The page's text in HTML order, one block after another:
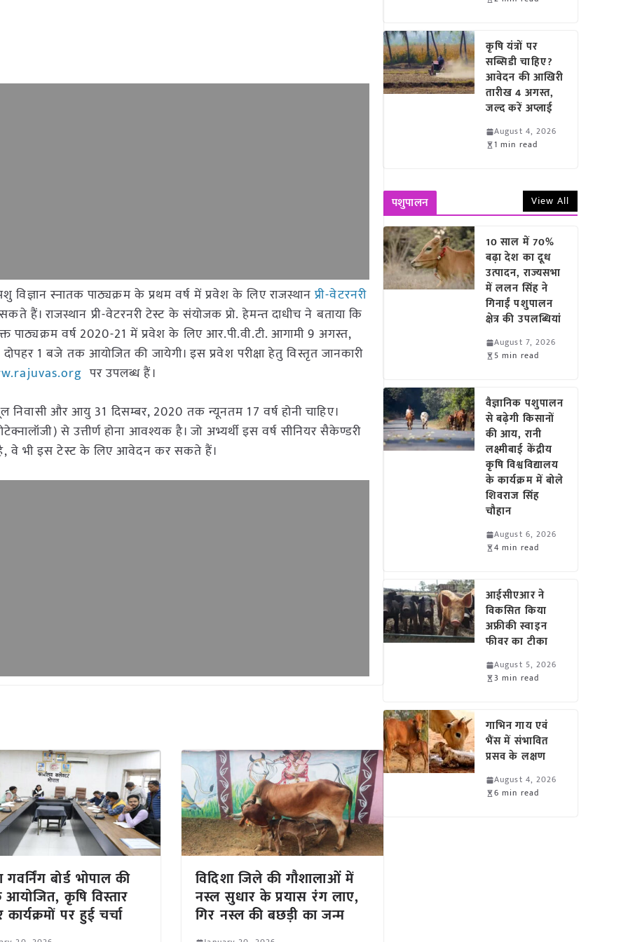
विज्ञान स्नातक पाठ्यक्रम के प्रथम वर्ष में प्रवेश के लिए राजस्थानप्री-वेटरनरी
राजस्थान प्री-वेटरनरी टेस्ट के संयोजक प्रो. हेमन्त दाधीच ने बताया कि
पाठ्यक्रम वर्ष 2020-21 में प्रवेश के लिए आर.पी.वी.टी. आगामी 9 अगस्त,
1 बजे तक आयोजित की जायेगी। इस प्रवेश परीक्षा हेतु विस्तृत जानकारी
पर उपलब्ध हैं।
निवासी और आयु 31 दिसम्बर, 2020 तक न्यूनतम 17 वर्ष होनी चाहिए।
से उत्तीर्ण होना आवश्यक है। जो अभ्यर्थी इस वर्ष सीनियर सैकेण्डरी
है, वे भी इस टेस्ट के लिए आवेदन कर सकते हैं।
बोर्ड भोपाल की
कृषि विस्तार
पर हुई चर्चा
विदिशा जिले की गौशालाओं में
नस्ल सुधार के प्रयास रंग लाए,
गिर नस्ल की बछड़ी का जन्म
कृषि यंत्रों पर
सब्सिडी चाहिए?
आवेदन की आखिरी
तारीख 4 अगस्त,
जल्द करें अप्लाई
August 4, 2026
1 min read
पशुपालन View All
10 साल में 70%
बढ़ा देश का दूध
उत्पादन, राज्यसभा
में ललन सिंह ने
गिनाईं पशुपालन
क्षेत्र की उपलब्धियां
August 7, 2026
5 min read
वैज्ञानिक पशुपालन
से बढ़ेगी किसानों
की आय, रानी
लक्ष्मीबाई केंद्रीय
कृषि विश्वविद्यालय
के कार्यक्रम में बोले
शिवराज सिंह
चौहान
August 6, 2026
4 min read
आईसीएआर ने
विकसित किया
अफ्रीकी स्वाइन
फीवर का टीका
August 5, 2026
3 min read
गाभिन गाय एवं
भैंस में संभावित
प्रसव के लक्षण
August 4, 2026
6 min read